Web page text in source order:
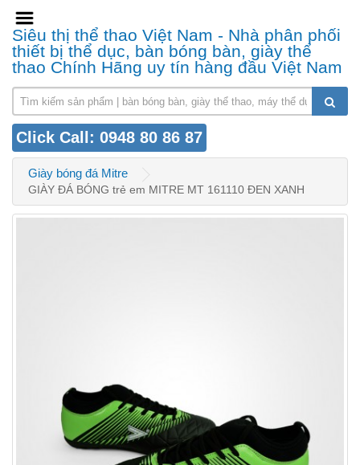
Siêu thị thể thao Việt Nam - Nhà phân phối
thiết bị thể dục, bàn bóng bàn, giày thể
thao Chính Hãng uy tín hàng đầu Việt Nam
Click Call: 0948 80 86 87
Giày bóng đá Mitre
GIÀY ĐÁ BÓNG trẻ em MITRE MT 161110 ĐEN XANH